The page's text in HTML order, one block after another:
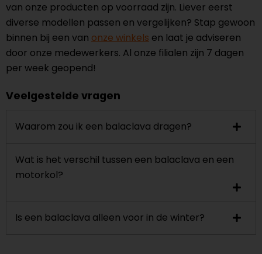
van onze producten op voorraad zijn. Liever eerst
diverse modellen passen en vergelijken? Stap gewoon
binnen bij een van onze winkels en laat je adviseren
door onze medewerkers. Al onze filialen zijn 7 dagen
per week geopend!
Veelgestelde vragen
Waarom zou ik een balaclava dragen?
Wat is het verschil tussen een balaclava en een
motorkol?
Is een balaclava alleen voor in de winter?